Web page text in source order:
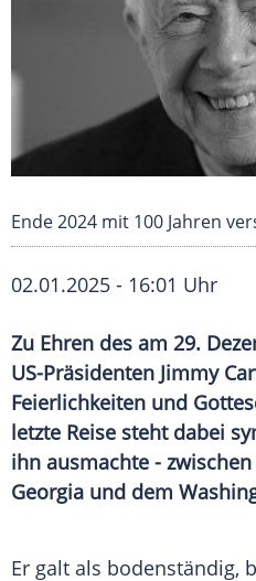
Ende 2024 mit 100 Jahren
02.01.2025 - 16:01 Uhr
Zu Ehren des am 29.
US-Präsidenten Jimmy
Feierlichkeiten und
letzte Reise steht dabei
ihn ausmachte -
Georgia und dem
Er galt als bodenständig,